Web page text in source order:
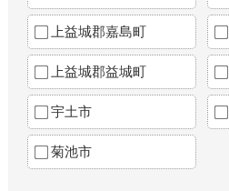
上益城郡嘉島町
上益城郡益城町
宇土市
菊池市